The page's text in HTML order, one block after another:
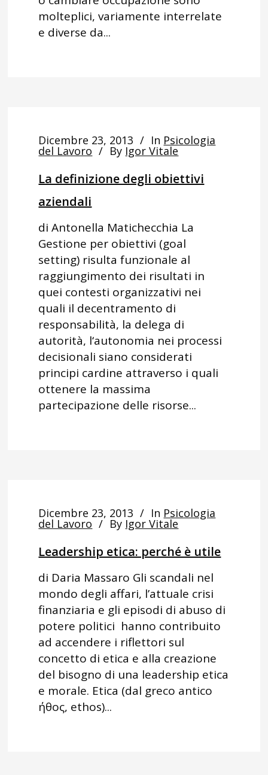
molteplici, variamente interrelate
e diverse da...
Dicembre 23, 2013 In Psicologia
del Lavoro By Igor Vitale
La definizione degli obiettivi
aziendali
di Antonella Matichecchia La
Gestione per obiettivi (goal
setting) risulta funzionale al
raggiungimento dei risultati in
quei contesti organizzativi nei
quali il decentramento di
responsabilità, la delega di
autorità, l‘autonomia nei processi
decisionali siano considerati
principi cardine attraverso i quali
ottenere la massima
partecipazione delle risorse...
Dicembre 23, 2013 In Psicologia
del Lavoro By Igor Vitale
Leadership etica: perché è utile
di Daria Massaro Gli scandali nel
mondo degli affari, l’attuale crisi
finanziaria e gli episodi di abuso di
potere politici hanno contribuito
ad accendere i riflettori sul
concetto di etica e alla creazione
del bisogno di una leadership etica
e morale. Etica (dal greco antico
ήθος, ethos)...